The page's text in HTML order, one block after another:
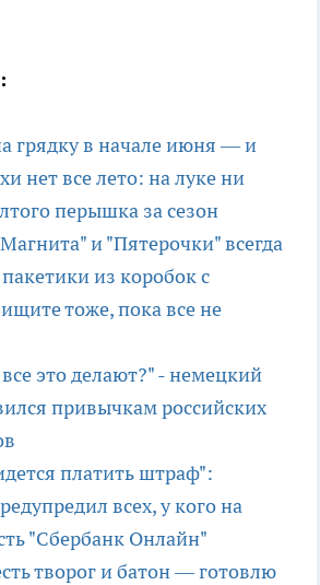
грядку в начале июня — и
нет все лето: на луке ни
перышка за сезон
и "Пятерочки" всегда
из коробок с
тоже, пока все не
это делают?" - немецкий
привычкам российских
платить штраф":
всех, у кого на
"Сбербанк Онлайн"
творог и батон — готовлю